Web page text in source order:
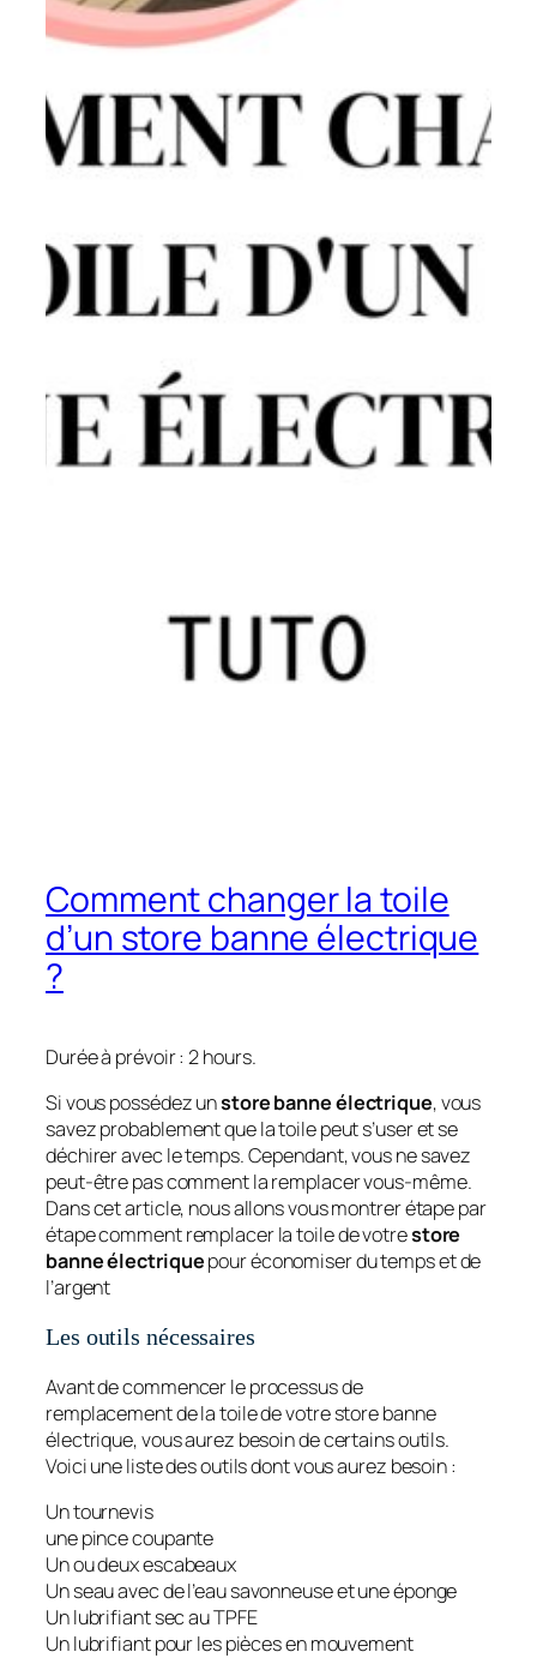
Comment changer la toile
d’un store banne électrique
?
Durée à prévoir :2 hours.
Si vous possédez unstore banne électrique, vous
savez probablement que la toile peut s’user et se
déchirer avec le temps. Cependant, vous ne savez
peut-être pas comment la remplacer vous-même.
Dans cet article, nous allons vous montrer étape par
étape comment remplacer la toile de votrestore
banne électriquepour économiser du temps et de
l’argent
Les outils nécessaires
Avant de commencer le processus de
remplacement de la toile de votre store banne
électrique, vous aurez besoin de certains outils.
Voici une liste des outils dont vous aurez besoin :
Un tournevis
une pince coupante
Un ou deux escabeaux
Un seau avec de l’eau savonneuse et une éponge
Un lubrifiant sec au TPFE
Un lubrifiant pour les pièces en mouvement